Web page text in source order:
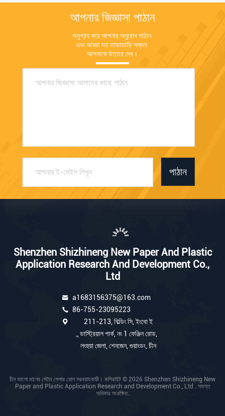
আপনার জিজ্ঞাসা পাঠান
অনুগ্রহ করে আপনার অনুরোধ পাঠান
এবং আমরা যত তাড়াতাড়ি সম্ভব
আপনাকে উত্তর দেব।
পাঠান
Shenzhen Shizhineng New Paper And Plastic
Application Research And Development Co.,
Ltd
a1683156375@163.com
86-755-23095223
211-213, বিল্ডিং সি, ইংবো ই
ন্ডাস্ট্রিয়াল পার্ক, নং 1 ফেঞ্জিন রোড,
লংহুয়া জেলা, শেনজেন, গুয়াংডং, চীন
চীন ভালো মানের স্টোন পেপার রোল সরবরাহকারী। কপিরাইট © 2026 Shenzhen Shizhineng New
Paper and Plastic Application Research and Development Co., Ltd . সমস্ত
অধিকার সংরক্ষিত.